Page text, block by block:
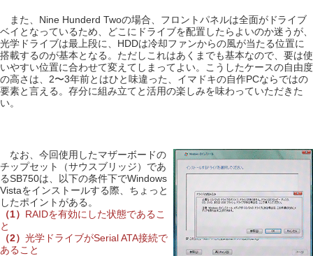
また、Nine Hunderd Twoの場合、フロントパネルは全面がドライブ
ベイとなっているため、どこにドライブを配置したらよいのか迷うが、
光学ドライブは最上段に、HDDは冷却ファンからの風が当たる位置に
搭載するのが基本となる。ただしこれはあくまでも基本なので、要は使
いやすい位置に合わせて変えてしまってよい。こうしたケースの自由度
の高さは、2〜3年前とはひと味違った、イマドキの自作PCならではの
要素と言える。存分に組み立てと活用の楽しみを味わっていただきた
い。
なお、今回使用したマザーボードの
チップセット（サウスブリッジ）であ
るSB750は、以下の条件下でWindows
Vistaをインストールする際、ちょっと
したポイントがある。
（1） RAIDを有効にした状態であるこ
と
（2） 光学ドライブがSerial ATA接続で
あること